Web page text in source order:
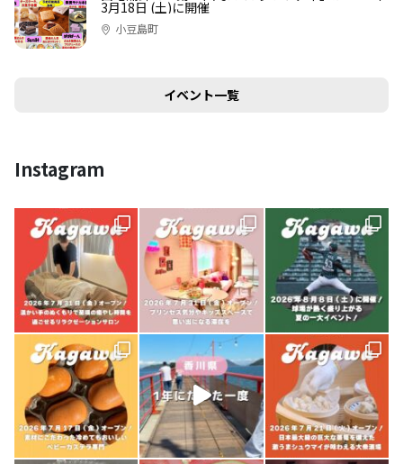
3月18日 (土)に開催
小豆島町
イベント一覧
Instagram